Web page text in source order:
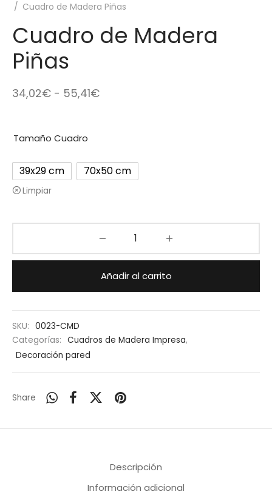
/ Cuadro de Madera Piñas
Cuadro de Madera
Piñas
34,02€ - 55,41€Rango
34,02€
hasta
Tamaño Cuadro
39x29 cm 70x50 cm
Limpiar
Añadir al carrito
SKU: 0023-CMD
Categorías: Cuadros de Madera Impresa,
Decoración pared
Share
Descripción
Información adicional